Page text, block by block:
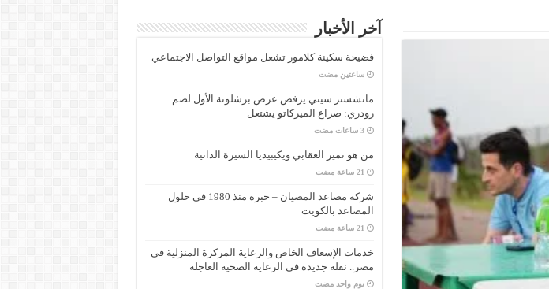
آخر الأخبار
فضيحة سكينة كلامور تشعل مواقع التواصل الاجتماعي
‏ساعتين مضت
مانشستر سيتي يرفض عرض برشلونة الأول لضم
رودري: صراع الميركاتو يشتعل
‏3 ساعات مضت
من هو نمير العقابي ويكيبيديا السيرة الذاتية
شركة مصاعد المضيان – خبرة منذ 1980 في حلول
المصاعد بالكويت
خدمات الإسعاف الخاص والرعاية المركزة المنزلية في
مصر.. نقلة جديدة في الرعاية الصحية العاجلة
‏يوم واحد مضت